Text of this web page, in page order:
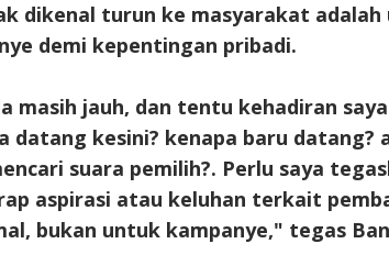
dikenal turun ke masyarakat
demi kepentingan pribadi.
masih jauh, dan tentu kehadiran
datang kesini? kenapa baru datang?
suara pemilih?. Perlu saya
aspirasi atau keluhan terkait
bukan untuk kampanye," tegas